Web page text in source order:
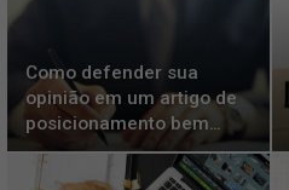
Como defender sua
opinião em um artigo de
posicionamento bem…